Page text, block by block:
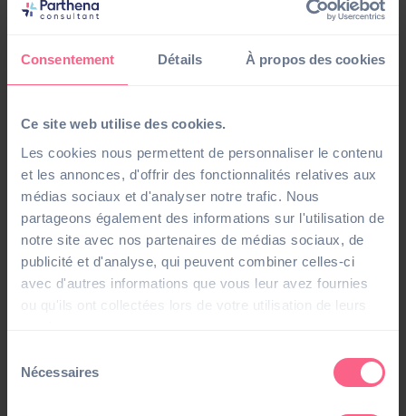
Consentement Détails À propos des cookies
Ce site web utilise des cookies.
Les cookies nous permettent de personnaliser le contenu
et les annonces, d'offrir des fonctionnalités relatives aux
médias sociaux et d'analyser notre trafic. Nous
partageons également des informations sur l'utilisation de
notre site avec nos partenaires de médias sociaux, de
publicité et d'analyse, qui peuvent combiner celles-ci
avec d'autres informations que vous leur avez fournies
ou qu'ils ont collectées lors de votre utilisation de leurs
Nécessaires
développer notre savoir-faire
auprès des plus grands
Intelligence, Dématérialisation et plus encore
Des ressources humaines à la finance, les équipes de
notre agence de Troyes se mobilisent à vos côtés pour
vous proposer des solutions sur mesure, dans tous les
domaines qui vous concernent. Notre pluridisciplinarité
est un atout puisque nous possédons une expertise
complète dans l’intégration de différents logiciels ERP et
de plusieurssolutions Cloud.
Pour finir, la proximité client prend tout son sens ici, car
notre agence se situe au plus près de votre PME, en